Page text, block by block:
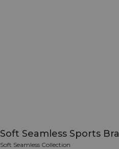
Soft Seamless Sports
Soft Seamless Collection